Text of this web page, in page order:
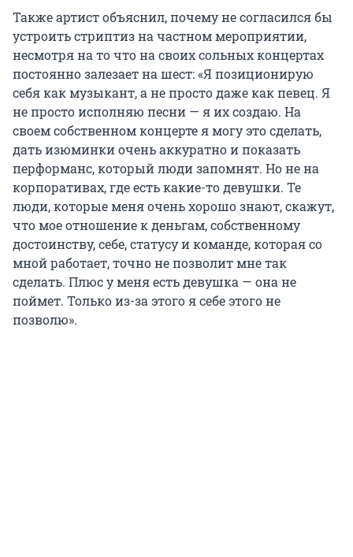
Также артист объяснил, почему не согласился бы
устроить стриптиз на частном мероприятии,
несмотря на то что на своих сольных концертах
постоянно залезает на шест: «Я позиционирую
себя как музыкант, а не просто даже как певец. Я
не просто исполняю песни — я их создаю. На
своем собственном концерте я могу это сделать,
дать изюминки очень аккуратно и показать
перформанс, который люди запомнят. Но не на
корпоративах, где есть какие-то девушки. Те
люди, которые меня очень хорошо знают, скажут,
что мое отношение к деньгам, собственному
достоинству, себе, статусу и команде, которая со
мной работает, точно не позволит мне так
сделать. Плюс у меня есть девушка — она не
поймет. Только из-за этого я себе этого не
позволю».